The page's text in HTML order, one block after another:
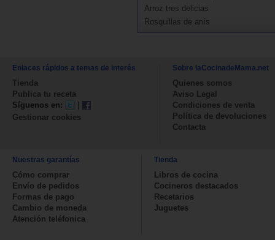
Arroz tres delicias
Rosquillas de anís
Enlaces rápidos a temas de interés
Tienda
Publica tu receta
Síguenos en:
|
Gestionar cookies
Sobre laCocinadeMama.net
Quienes somos
Aviso Legal
Condiciones de venta
Política de devoluciones
Contacta
Nuestras garantías
Cómo comprar
Envío de pedidos
Formas de pago
Cambio de moneda
Atención teléfonica
Tienda
Libros de cocina
Cocineros destacados
Recetarios
Juguetes